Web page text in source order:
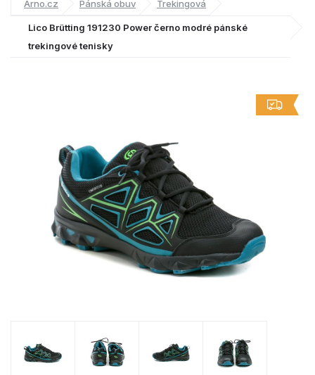
Arno.cz Pánská obuv Trekingová
Lico Brütting 191230 Power černo modré pánské
trekingové tenisky